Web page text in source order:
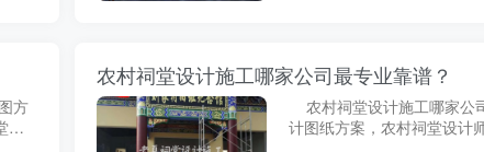
方
门
农村祠堂设计施工哪家公司最专业靠谱？
农村祠堂设计施工哪家公
计图纸方案，农村祠堂设计